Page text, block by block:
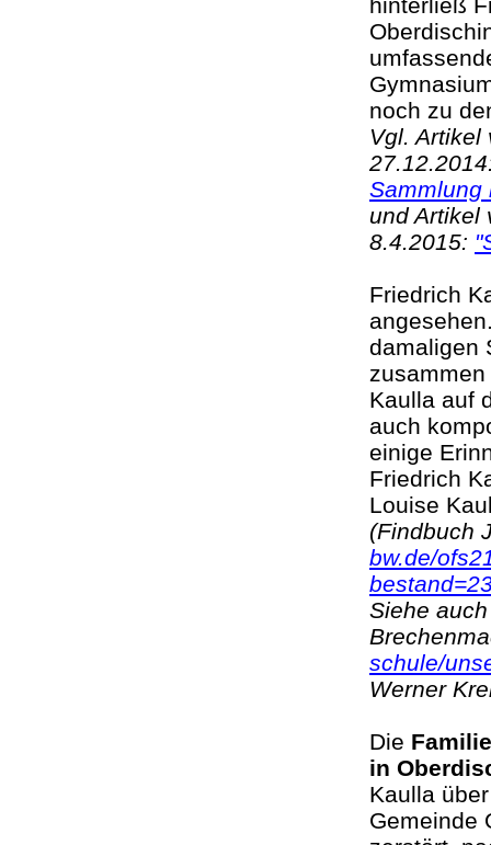
noch zu
Vgl. Artikel
Sammlung
und Artikel
8.4.2015:
Friedrich
damaligen
Kaulla auf
auch
einige
Friedrich
Louise
(Findbuch
bw.de/
Siehe
schule/
Werner
Die
in
Kaulla
Gemeinde